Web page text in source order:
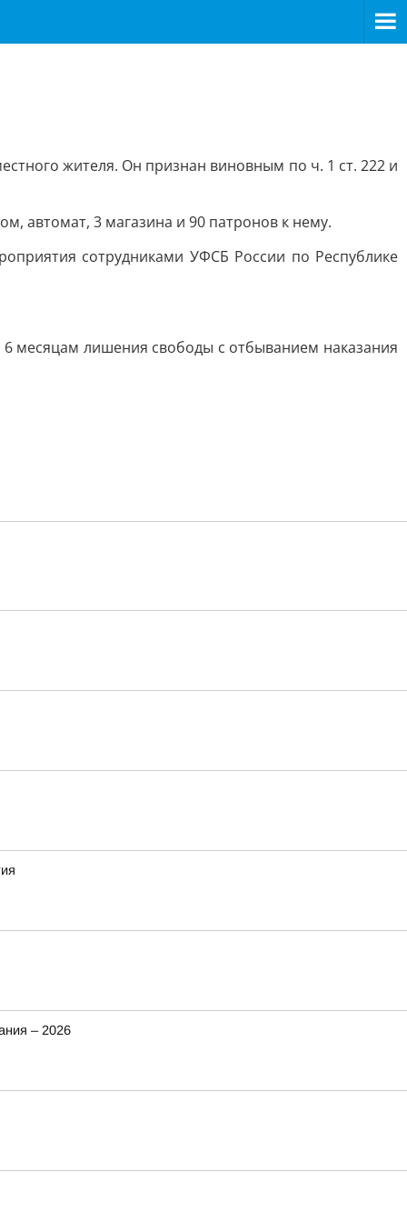
жителя. Он признан виновным по ч. 1 ст. 222 и
автомат, 3 магазина и 90 патронов к нему.
сотрудниками УФСБ России по Республике
6 месяцам лишения свободы с отбыванием наказания
– 2026